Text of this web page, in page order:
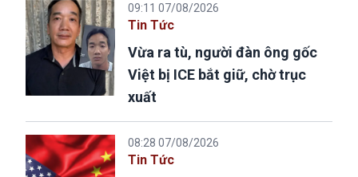
09:11 07/08/2026
Tin Tức
Vừa ra tù, người đàn ông gốc
Việt bị ICE bắt giữ, chờ trục
xuất
08:28 07/08/2026
Tin Tức